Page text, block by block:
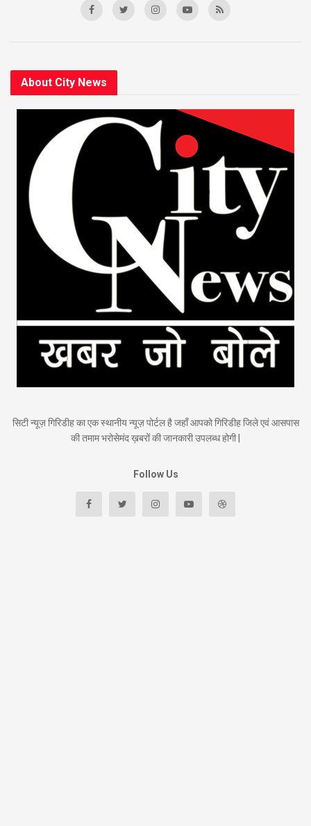
About City News
सिटी न्यूज़ गिरिडीह का एक स्थानीय न्यूज़ पोर्टल है जहाँ आपको गिरिडीह जिले एवं आसपास
की तमाम भरोसेमंद ख़बरों की जानकारी उपलब्ध होगी |
Follow Us